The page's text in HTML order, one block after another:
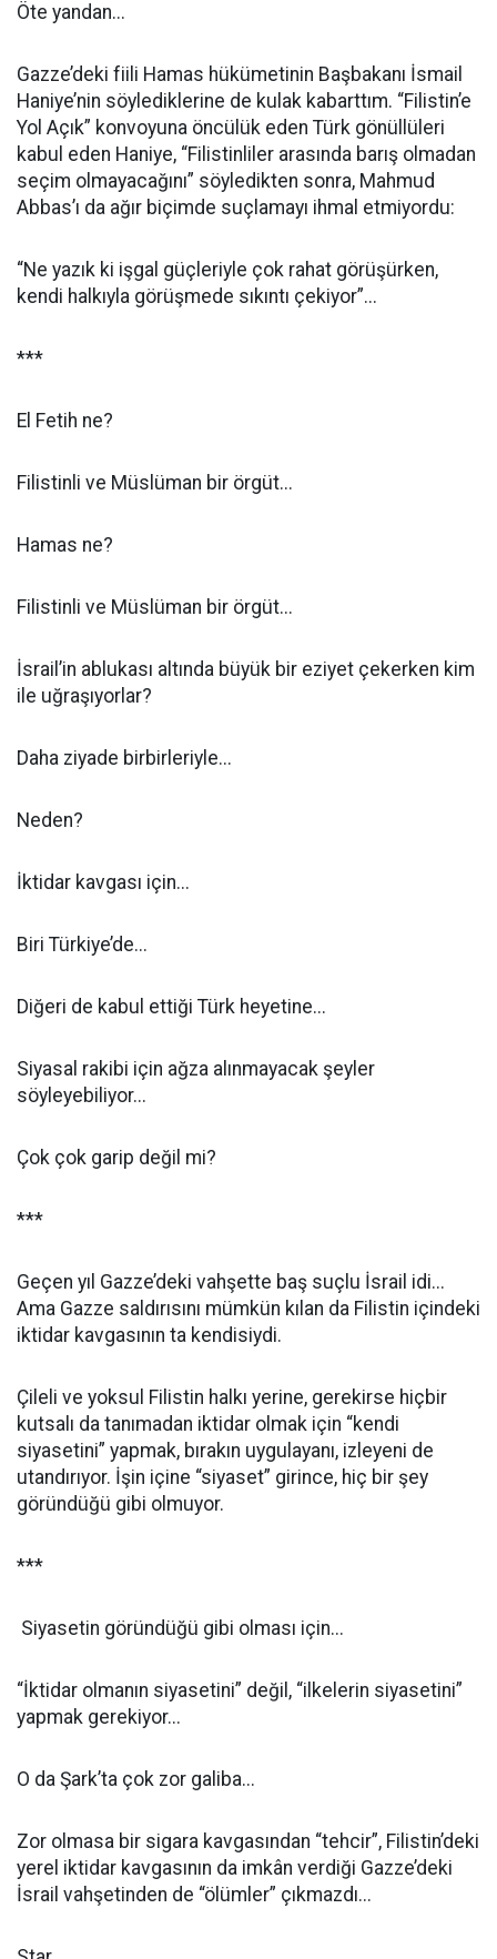
Öte yandan...
Gazze’deki fiili Hamas hükümetinin Başbakanı İsmail
Haniye’nin söylediklerine de kulak kabarttım. “Filistin’e
Yol Açık” konvoyuna öncülük eden Türk gönüllüleri
kabul eden Haniye, “Filistinliler arasında barış olmadan
seçim olmayacağını” söyledikten sonra, Mahmud
Abbas’ı da ağır biçimde suçlamayı ihmal etmiyordu:
“Ne yazık ki işgal güçleriyle çok rahat görüşürken,
kendi halkıyla görüşmede sıkıntı çekiyor”...
***
El Fetih ne?
Filistinli ve Müslüman bir örgüt...
Hamas ne?
Filistinli ve Müslüman bir örgüt...
İsrail’in ablukası altında büyük bir eziyet çekerken kim
ile uğraşıyorlar?
Daha ziyade birbirleriyle...
Neden?
İktidar kavgası için...
Biri Türkiye’de...
Diğeri de kabul ettiği Türk heyetine...
Siyasal rakibi için ağza alınmayacak şeyler
söyleyebiliyor...
Çok çok garip değil mi?
***
Geçen yıl Gazze’deki vahşette baş suçlu İsrail idi...
Ama Gazze saldırısını mümkün kılan da Filistin içindeki
iktidar kavgasının ta kendisiydi.
Çileli ve yoksul Filistin halkı yerine, gerekirse hiçbir
kutsalı da tanımadan iktidar olmak için “kendi
siyasetini” yapmak, bırakın uygulayanı, izleyeni de
utandırıyor. İşin içine “siyaset” girince, hiç bir şey
göründüğü gibi olmuyor.
***
Siyasetin göründüğü gibi olması için...
“İktidar olmanın siyasetini” değil, “ilkelerin siyasetini”
yapmak gerekiyor...
O da Şark’ta çok zor galiba...
Zor olmasa bir sigara kavgasından “tehcir”, Filistin’deki
yerel iktidar kavgasının da imkân verdiği Gazze’deki
İsrail vahşetinden de “ölümler” çıkmazdı...